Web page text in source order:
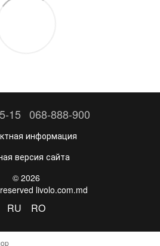
15 068-888-900
информация
версия сайта
© 2026
livolo.com.md
RU RO